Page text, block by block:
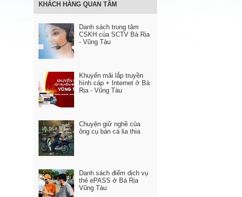
KHÁCH HÀNG QUAN TÂM
Danh sách trung tâm
CSKH của SCTV Bà Rịa
- Vũng Tàu
Khuyến mãi lắp truyền
hình cáp + Internet ở Bà
Rịa - Vũng Tàu
Chuyện giữ nghề của
ông cụ bán cá lia thia
Danh sách điểm dịch vụ
thẻ ePASS ở Bà Rịa
Vũng Tàu